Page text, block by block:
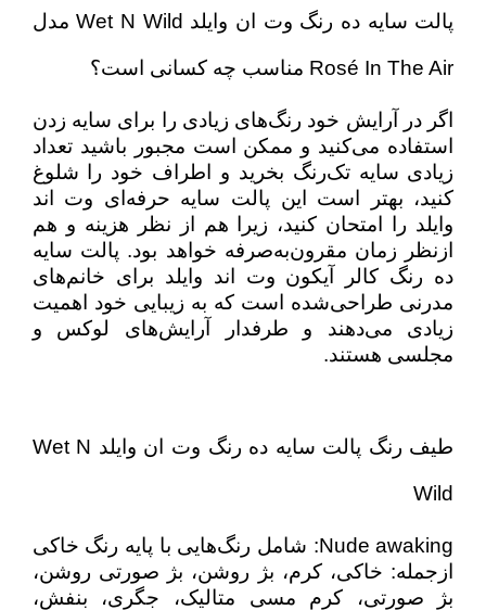
پالت سایه ده رنگ وت ان وایلد Wet N Wild مدل
Rosé In The Air مناسب چه کسانی است؟
اگر در آرایش خود رنگ‌های زیادی را برای سایه زدن
استفاده می‌کنید و ممکن است مجبور باشید تعداد
زیادی سایه تک‌رنگ بخرید و اطراف خود را شلوغ
کنید، بهتر است این پالت سایه حرفه‌ای وت اند
وایلد را امتحان کنید، زیرا هم از نظر هزینه و هم
ازنظر زمان مقرون‌به‌صرفه خواهد بود. پالت سایه
ده رنگ کالر آیکون وت اند وایلد برای خانم‌های
مدرنی طراحی‌شده است که به زیبایی خود اهمیت
زیادی می‌دهند و طرفدار آرایش‌های لوکس و
مجلسی هستند.
طیف رنگ پالت سایه ده رنگ وت ان وایلد Wet N
Wild
Nude awaking: شامل رنگ‌هایی با پایه رنگ خاکی
ازجمله: خاکی، کرم، بژ روشن، بژ صورتی روشن،
بژ صورتی، کرم مسی متالیک، جگری، بنفش،